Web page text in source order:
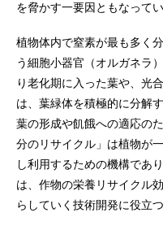
を脅かす一要因ともなってい
植物体内で窒素が最も多く
う細胞小器官（オルガネラ
り老化期に入った葉や、光
は、葉緑体を積極的に分解
葉の形成や飢餓への適応の
分のリサイクル」は植物が
し利用するための機構であ
は、作物の栄養リサイクル
らしていく技術開発に役立